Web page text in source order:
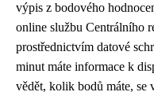
výpis z bodového
online službu Centrálního
prostřednictvím datové
minut máte informace k
vědět, kolik bodů máte,